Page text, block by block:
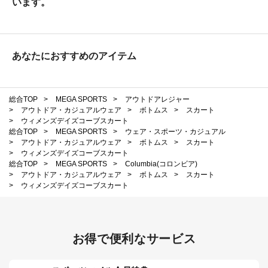
います。
あなたにおすすめのアイテム
総合TOP > MEGA SPORTS >
アウトドアレジャー
>
アウトドア・カジュアルウェア > ボトムス >
スカート
>
ウィメンズデイズコーブスカート
総合TOP
> MEGA SPORTS >
ウェア・スポーツ・カジュアル
>
アウトドア・カジュアルウェア > ボトムス >
スカート
>
ウィメンズデイズコーブスカート
総合TOP
> MEGA SPORTS >
Columbia(コロンビア)
>
アウトドア・カジュアルウェア > ボトムス >
スカート
>
ウィメンズデイズコーブスカート
お得で便利なサービス